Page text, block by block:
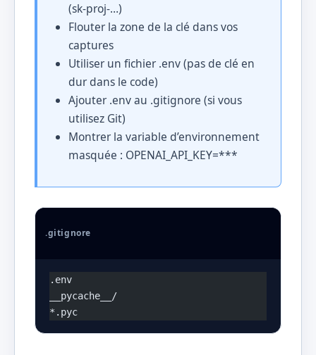
(sk-proj-…)
Flouter la zone de la clé dans vos
captures
Utiliser un fichier .env (pas de clé en
dur dans le code)
Ajouter .env au .gitignore (si vous
utilisez Git)
Montrer la variable d’environnement
masquée : OPENAI_API_KEY=***
.gitignore
.env
__pycache__/
*.pyc